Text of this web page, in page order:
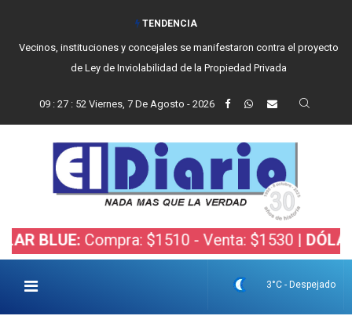
TENDENCIA
Vecinos, instituciones y concejales se manifestaron contra el proyecto
de Ley de Inviolabilidad de la Propiedad Privada
09: 27: 53 Viernes, 7 De Agosto - 2026
Compra: $1510 - Venta: $1530 |DÓLAR
3°C - Despejado